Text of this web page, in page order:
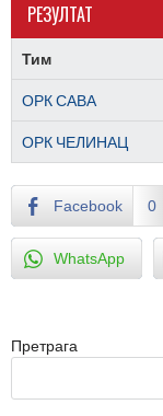
РЕЗУЛТАТ
Тим
ОРК САВА
ОРК ЧЕЛИНАЦ
Facebook 0
WhatsApp
Претрага